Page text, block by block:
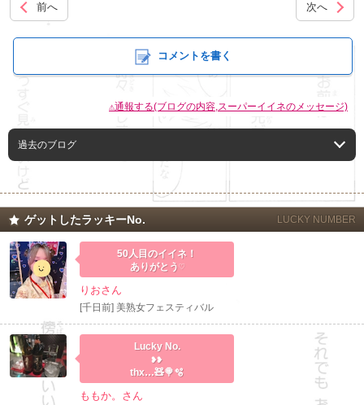
前へ 次へ
コメントを書く
⚠通報する(ブログの内容,スーパーイイネのメッセージ)
過去のブログ
ゲットしたラッキーNo. LUCKY NUMBER
50人目のイイネ！
ありがとう♡
りおさん
[千日前] 美熟女フェスティバル
Lucky No.
❥❥
thx…🧸🍭🫧
ももか。さん